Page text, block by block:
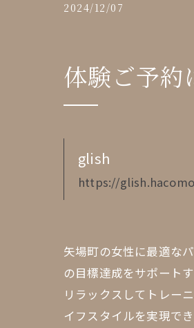
2024/12/07
体験ご予約
glish
https://
矢場町の女性に最適な
の目標達成をサポート
リラックスしてトレー
イフスタイルを実現で